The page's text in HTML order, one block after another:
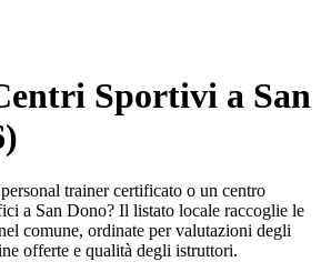
Sportivi a San
trainer certificato o un centro
a San Dono? Il listato locale raccoglie le
comune, ordinate per valutazioni degli
offerte e qualità degli istruttori.